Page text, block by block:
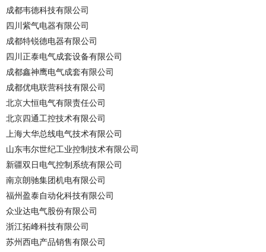
成都韦德科技有限公司
四川紫气电器有限公司
成都特锐德电器有限公司
四川正泰电气成套设备有限公司
成都鑫神鹰电气成套有限公司
成都优电联营科技有限公司
北京大恒电气有限责任公司
北京四通工控技术有限公司
上海大华总线电气技术有限公司
山东韦尔世纪工业控制技术有限公司
新疆双日电气控制系统有限公司
南京朗驰集团机电有限公司
福州盈泰自动化科技有限公司
众业达电气股份有限公司
浙江拓峰科技有限公司
苏州西电产品销售有限公司